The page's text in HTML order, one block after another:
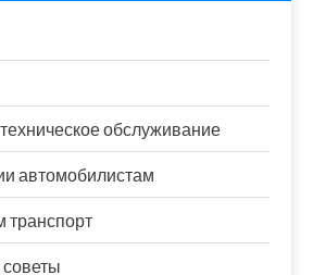
обслуживание
автомобилистам
транспорт